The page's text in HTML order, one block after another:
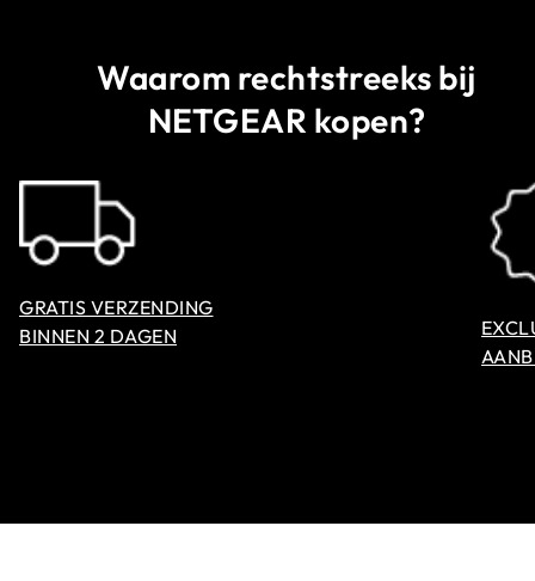
Waarom rechtstreeks bij
NETGEAR kopen?
GRATIS VERZENDING
BINNEN 2 DAGEN